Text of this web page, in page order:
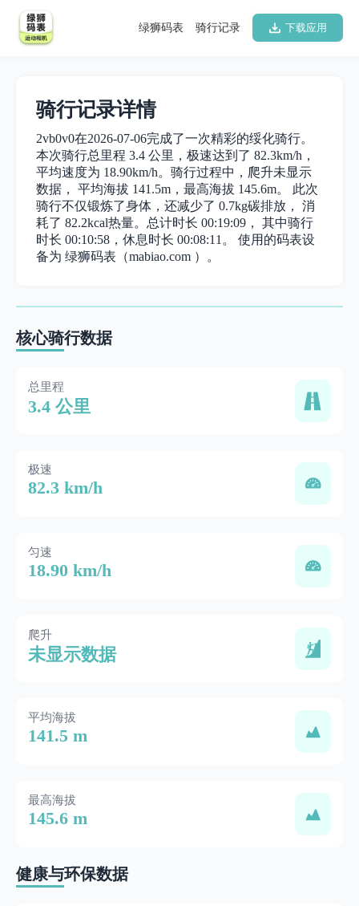
下载应用
骑行记录
绿狮码表
骑行记录详情
2vb0v0在2026-07-06完成了一次精彩的绥化骑行。
本次骑行总里程 3.4 公里，极速达到了 82.3km/h，
平均速度为 18.90km/h。骑行过程中，爬升未显示
数据， 平均海拔 141.5m，最高海拔 145.6m。 此次
骑行不仅锻炼了身体，还减少了 0.7kg碳排放， 消
耗了 82.2kcal热量。总计时长 00:19:09， 其中骑行
时长 00:10:58，休息时长 00:08:11。 使用的码表设
备为 绿狮码表（mabiao.com ）。
核心骑行数据
总里程
3.4 公里
极速
82.3 km/h
匀速
18.90 km/h
爬升
未显示数据
平均海拔
141.5 m
最高海拔
145.6 m
健康与环保数据